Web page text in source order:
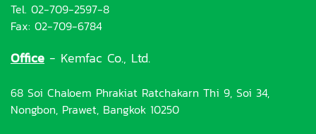
Tel. 02-709-2597-8
Fax: 02-709-6784
Office - Kemfac Co., Ltd.
68 Soi Chaloem Phrakiat Ratchakarn Thi 9, Soi 34,
Nongbon, Prawet, Bangkok 10250